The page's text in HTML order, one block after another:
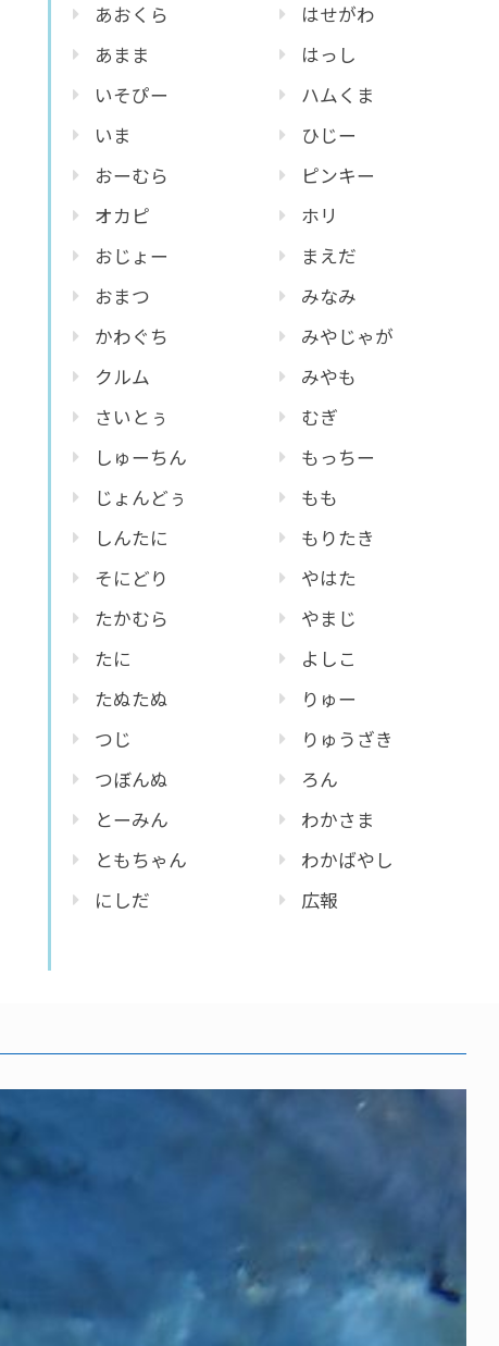
あおくら
あまま
いそぴー
いま
おーむら
オカピ
おじょー
おまつ
かわぐち
クルム
さいとぅ
しゅーちん
じょんどぅ
しんたに
そにどり
たかむら
たに
たぬたぬ
つじ
つぼんぬ
とーみん
ともちゃん
にしだ
はせがわ
はっし
ハムくま
ひじー
ピンキー
ホリ
まえだ
みなみ
みやじゃが
みやも
むぎ
もっちー
もも
もりたき
やはた
やまじ
よしこ
りゅー
りゅうざき
ろん
わかさま
わかばやし
広報